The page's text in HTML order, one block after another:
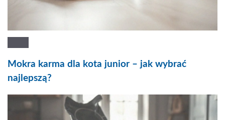
Mokra karma dla kota junior – jak wybrać
najlepszą?